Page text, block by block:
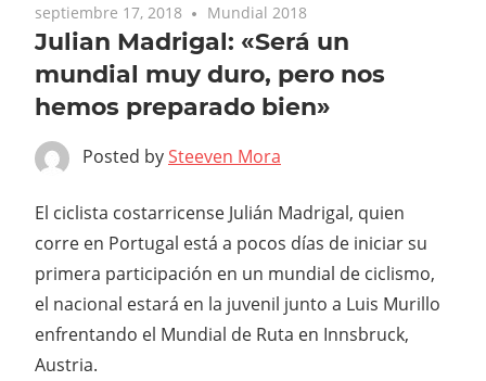
septiembre 17, 2018 Mundial 2018
Julian Madrigal: «Será un
mundial muy duro, pero nos
hemos preparado bien»
Posted bySteeven Mora
El ciclista costarricense Julián Madrigal, quien
corre en Portugal está a pocos días de iniciar su
primera participación en un mundial de ciclismo,
el nacional estará en la juvenil junto a Luis Murillo
enfrentando el Mundial de Ruta en Innsbruck,
Austria.